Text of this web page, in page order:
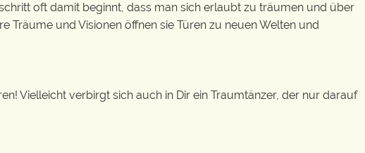
oft damit beginnt, dass man sich erlaubt zu träumen und über
Träume und Visionen öffnen sie Türen zu neuen Welten und
Vielleicht verbirgt sich auch in Dir ein Traumtänzer, der nur darauf